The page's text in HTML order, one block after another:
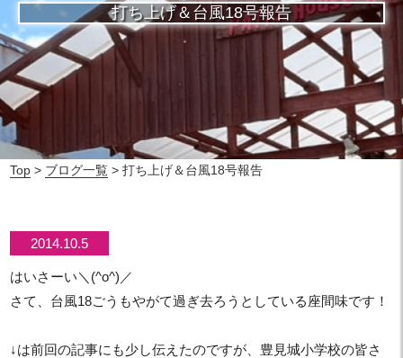
打ち上げ＆台風18号報告
Top > ブログ一覧 > 打ち上げ＆台風18号報告
2014.10.5
はいさーい＼(^o^)／
さて、台風18ごうもやがて過ぎ去ろうとしている座間味です！
↓は前回の記事にも少し伝えたのですが、豊見城小学校の皆さ